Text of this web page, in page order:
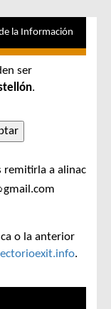
la Información
ser
.
remitirla a alinac
gmail.com
o la anterior
.